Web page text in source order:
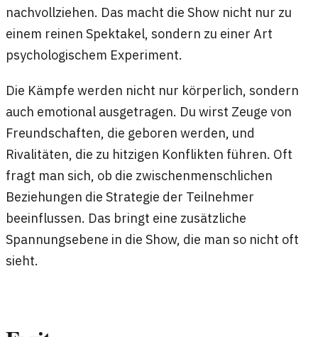
nachvollziehen. Das macht die Show nicht nur zu
einem reinen Spektakel, sondern zu einer Art
psychologischem Experiment.
Die Kämpfe werden nicht nur körperlich, sondern
auch emotional ausgetragen. Du wirst Zeuge von
Freundschaften, die geboren werden, und
Rivalitäten, die zu hitzigen Konflikten führen. Oft
fragt man sich, ob die zwischenmenschlichen
Beziehungen die Strategie der Teilnehmer
beeinflussen. Das bringt eine zusätzliche
Spannungsebene in die Show, die man so nicht oft
sieht.